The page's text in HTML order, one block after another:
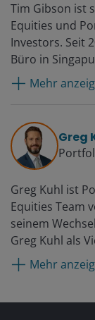
Tim Gibson ist
Equities und
Investors. Seit
Büro in
Henderson
Capital
war seine
Team für
London und
Mehr
Greg
Greg Kuhl ist
Equities Team
seinem
Greg Kuhl als
REITs bei
er Senior
Mehr